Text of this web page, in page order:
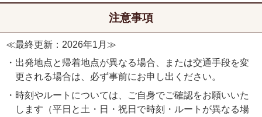
注意事項
≪最終更新：2026年1月≫
・出発地点と帰着地点が異なる場合、または交通手段を変
更される場合は、必ず事前にお申し出ください。
・時刻やルートについては、ご自身でご確認をお願いいた
します（平日と土・日・祝日で時刻・ルートが異なる場